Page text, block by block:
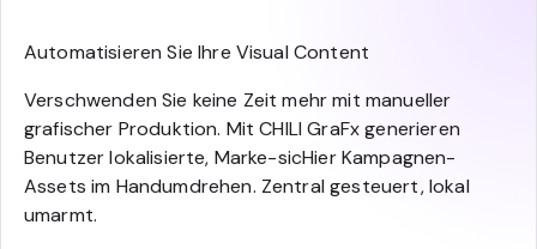
Automatisieren Sie Ihre Visual Content
Verschwenden Sie keine Zeit mehr mit manueller
grafischer Produktion. Mit CHILI GraFx generieren
Benutzer lokalisierte, Marke-sicHier Kampagnen-
Assets im Handumdrehen. Zentral gesteuert, lokal
umarmt.